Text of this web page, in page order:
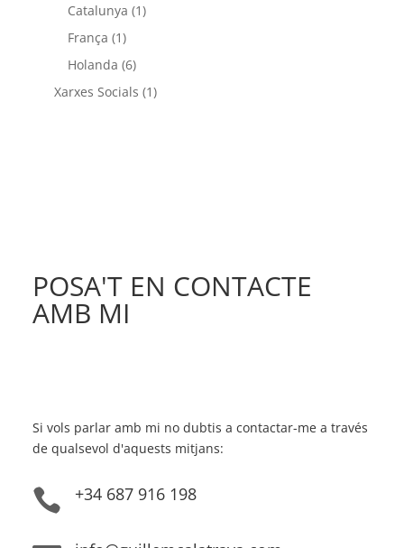
Catalunya (1)
França (1)
Holanda (6)
Xarxes Socials (1)
POSA'T EN CONTACTE
AMB MI
Si vols parlar amb mi no dubtis a contactar-me a través
de qualsevol d'aquests mitjans:
 +34 687 916 198